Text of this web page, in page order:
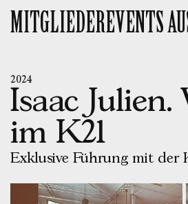
Skip
to
MITGLIEDEREVENTS
2024
Isaac
im K21
Exklusive Führung mit der